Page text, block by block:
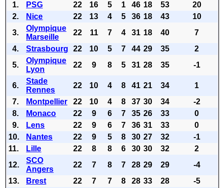
1. PSG 22 16 5 1 46 18 53
20
2.
Nice 22 13 4 5 36 18 43
10
3.
Olympique
Marseille
22 11 7 4 31 18 40
7
4.
Strasbourg 22 10 5 7 44 29 35
2
5.
Olympique
Lyon
22 9 8 5 31 28 35 -1
6.
Stade
Rennes
22 10 4 8 41 21 34
1
7.
Montpellier 22 10 4 8 37 30 34
-2
8.
Monaco 22 9 6 7 35 26 33
0
9.
Lens 22 9 6 7 36 31 33
0
10.
Nantes 22 9 5 8 30 27 32
-1
11.
Lille 22 8 8 6 30 30 32
2
12.
SCO
Angers
22 7 8 7 28 29 29
-4
13.
Brest 22 7 7 8 28 33 28
-5